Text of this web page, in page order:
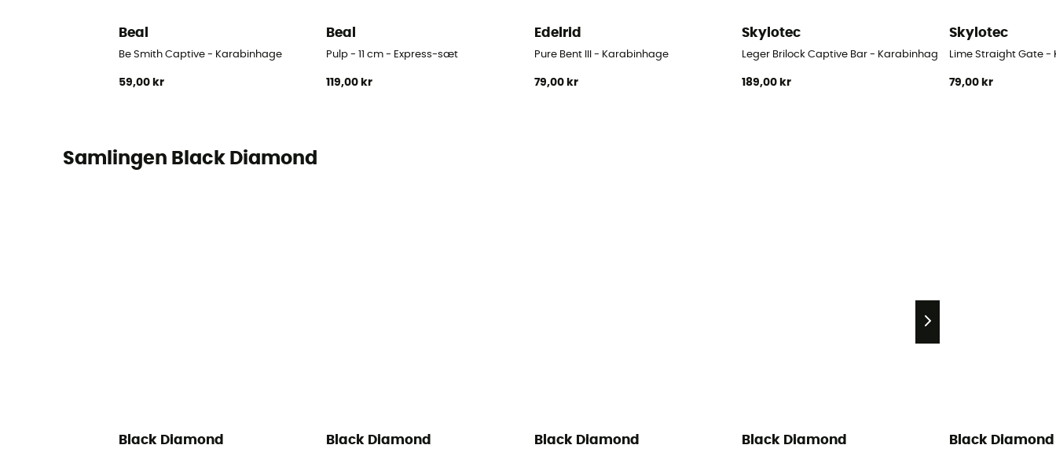
Beal
Be Smith Captive - Karabinhage
59,00 kr
Beal
Pulp - 11 cm - Express-sæt
119,00 kr
Edelrid
Pure Bent III - Karabinhage
79,00 kr
Skylotec
Leger Brilock Captive Bar - Karabinhage
189,00 kr
Skylotec
Lime Straight Gate -
79,00 kr
Samlingen Black Diamond
Black Diamond Black Diamond Black Diamond Black Diamond Black Diamond